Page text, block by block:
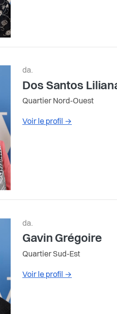
da.
Dos Santos
Quartier Nord-Ouest
Voir le profil →
da.
Gavin Grégoire
Quartier Sud-Est
Voir le profil →